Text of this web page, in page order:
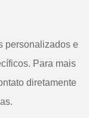
personalizados e
Para mais
diretamente